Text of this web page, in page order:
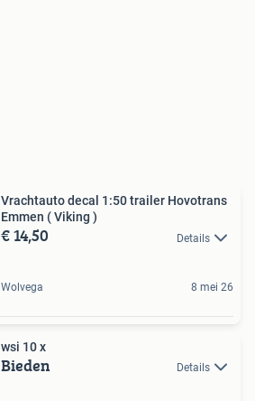
Vrachtauto decal 1:50 trailer Hovotrans
Emmen ( Viking )
€ 14,50 Details
Wolvega 8 mei 26
wsi 10 x
Bieden Details